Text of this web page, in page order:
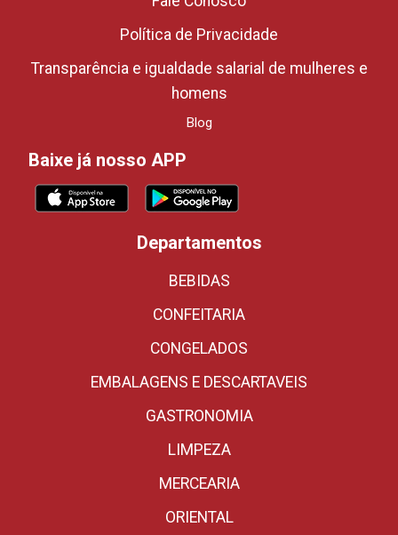
Política de Privacidade
Transparência e igualdade salarial de mulheres e
homens
Blog
Baixe já nosso APP
Departamentos
BEBIDAS
CONFEITARIA
CONGELADOS
EMBALAGENS E DESCARTAVEIS
GASTRONOMIA
LIMPEZA
MERCEARIA
ORIENTAL